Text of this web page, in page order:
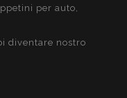
per auto,
diventare nostro